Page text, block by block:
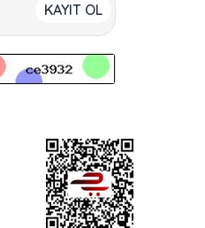
KAYIT OL